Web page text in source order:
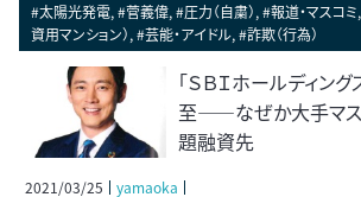
#太陽光発電, #菅義偉, #圧力（自粛）, #報道・マスコ
資用マンション）, #芸能・アイドル, #詐欺（行為）
「ＳＢＩホールディン
至――なぜか大手マ
題融資先
2021/03/25 yamaoka